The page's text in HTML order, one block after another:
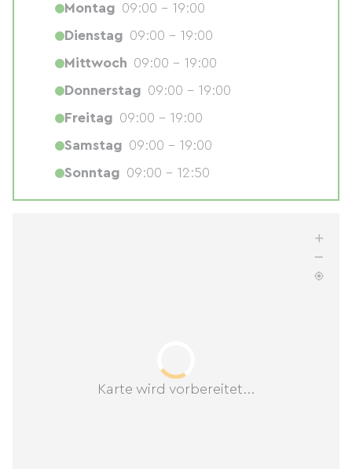
Karte wird vorbereitet...
Montag 09:00 - 19:00
Dienstag 09:00 - 19:00
Mittwoch 09:00 - 19:00
Donnerstag 09:00 - 19:00
Freitag 09:00 - 19:00
Samstag 09:00 - 19:00
Sonntag 09:00 - 12:50